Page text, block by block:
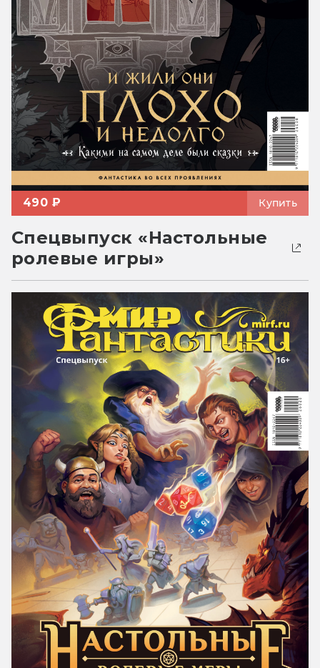
490 ₽ Купить
Спецвыпуск «Настольные
ролевые игры»